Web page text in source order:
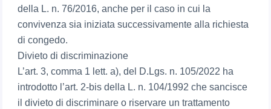
della L. n. 76/2016, anche per il caso in cui la
convivenza sia iniziata successivamente alla richiesta
di congedo.
Divieto di discriminazione
L’art. 3, comma 1 lett. a), del D.Lgs. n. 105/2022 ha
introdotto l’art. 2-bis della L. n. 104/1992 che sancisce
il divieto di discriminare o riservare un trattamento